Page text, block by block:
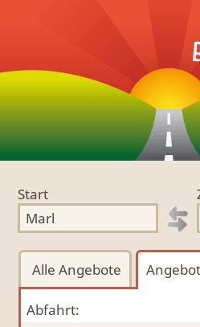
Start
Alle Angebote Angebot
Abfahrt: